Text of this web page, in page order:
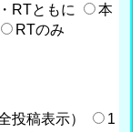
RTともに
本
RTのみ
投稿表示）
1